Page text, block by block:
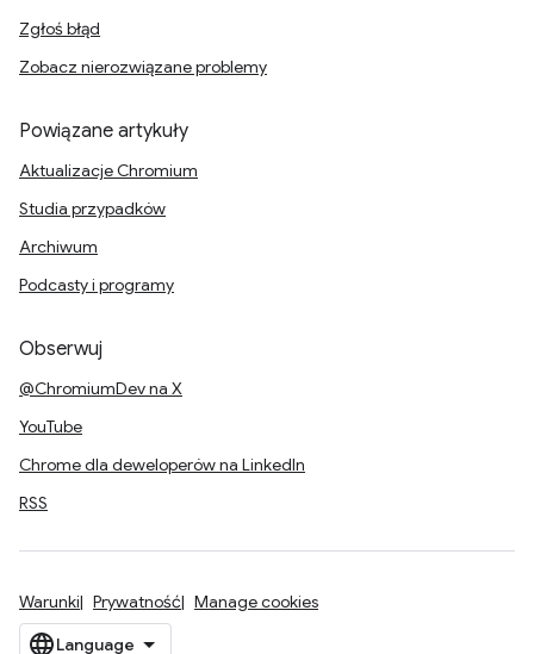
Zgłoś błąd
Zobacz nierozwiązane problemy
Powiązane artykuły
Aktualizacje Chromium
Studia przypadków
Archiwum
Podcasty i programy
Obserwuj
@ChromiumDev na X
YouTube
Chrome dla deweloperów na LinkedIn
RSS
Warunki Prywatność Manage cookies